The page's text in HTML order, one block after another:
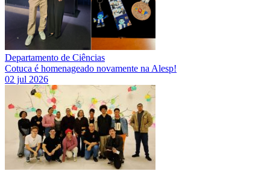
Departamento de Ciências
Cotuca é homenageado novamente na Alesp!
02 jul 2026